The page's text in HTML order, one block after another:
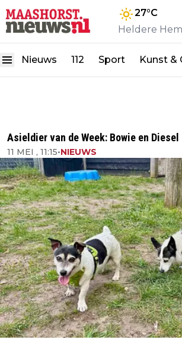
27°C
Heldere
Nieuws 112 Sport Kunst &
Asieldier van de Week: Bowie en Diesel
11 MEI , 11:15•NIEUWS